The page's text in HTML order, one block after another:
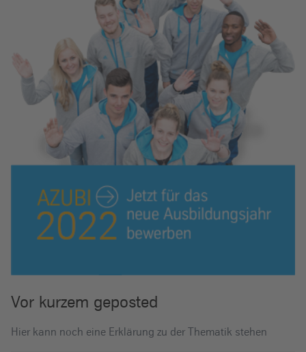
Vor kurzem geposted
Hier kann noch eine Erklärung zu der Thematik stehen